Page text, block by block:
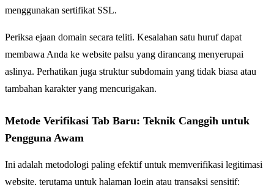
menggunakan sertifikat SSL.
Periksa ejaan domain secara teliti. Kesalahan satu huruf dapat
membawa Anda ke website palsu yang dirancang menyerupai
aslinya. Perhatikan juga struktur subdomain yang tidak biasa atau
tambahan karakter yang mencurigakan.
Metode Verifikasi Tab Baru: Teknik Canggih untuk
Pengguna Awam
Ini adalah metodologi paling efektif untuk memverifikasi legitimasi
website, terutama untuk halaman login atau transaksi sensitif: